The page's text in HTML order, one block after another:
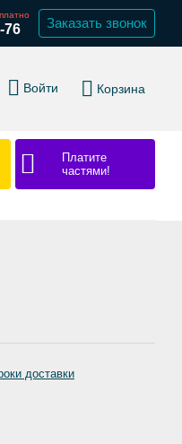
76 Заказать звонок
Войти Корзина
Платите
частями!
доставки